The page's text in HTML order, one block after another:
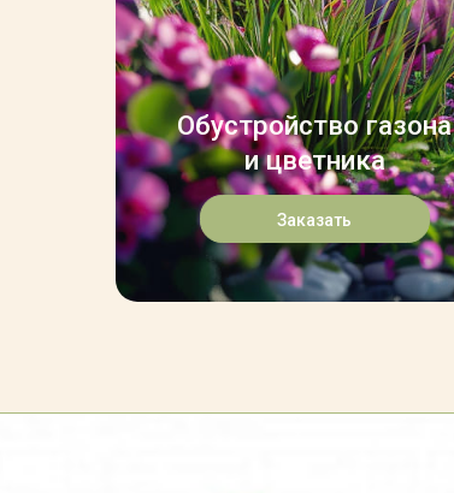
Обустройство газона
и цветника
Заказать